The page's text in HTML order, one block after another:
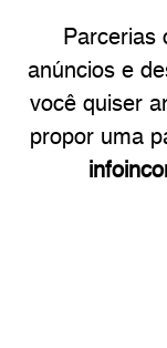
Parcerias
anúncios e
você quiser
propor uma